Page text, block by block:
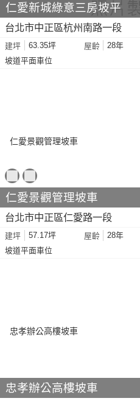
仁愛新城綠意三房坡平
台北市中正區杭州南路一段
建坪 63.35坪 屋齡 28年
坡道平面車位
仁愛景觀管理坡車
台北市中正區仁愛路一段
建坪 57.17坪 屋齡 28年
坡道平面車位
忠孝辦公高樓坡車